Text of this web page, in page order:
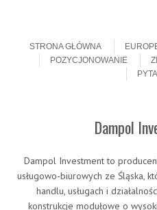
Menu
STRONA GŁÓWNA
POZYCJONOWANIE
Dampol
Dampol Investment to
usługowo-biurowych ze Śląska,
handlu, usługach i
konstrukcje modułowe o